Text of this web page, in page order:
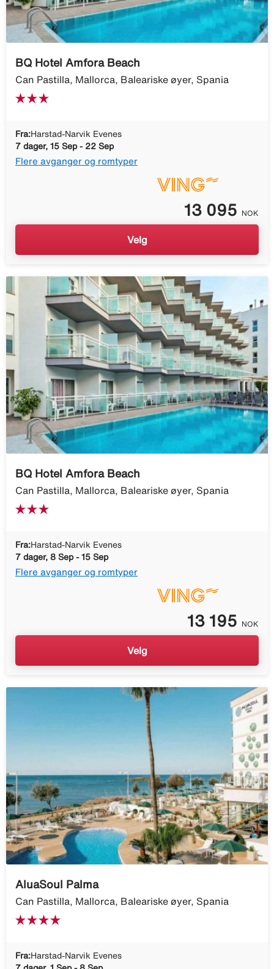
BQ Hotel Amfora Beach
Can Pastilla, Mallorca, Baleariske øyer, Spania
Fra:Harstad-Narvik Evenes
7 dager, 15 Sep - 22 Sep
Flere avganger og romtyper
13 095 NOK
Velg
BQ Hotel Amfora Beach
Can Pastilla, Mallorca, Baleariske øyer, Spania
Fra:Harstad-Narvik Evenes
7 dager, 8 Sep - 15 Sep
Flere avganger og romtyper
13 195 NOK
Velg
AluaSoul Palma
Can Pastilla, Mallorca, Baleariske øyer, Spania
Fra:Harstad-Narvik Evenes